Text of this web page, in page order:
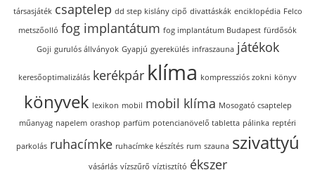
társasjáték csaptelep dd step kislány cipő divattáskák enciklopédia Felco
metszőolló fog implantátum fog implantátum Budapest fürdősók
Goji gurulós állványok Gyapjú gyerekülés infraszauna játékok
keresőoptimalizálás kerékpár klíma kompressziós zokni könyv
könyvek lexikon mobil mobil klíma Mosogató csaptelep
műanyag napelem orashop parfüm potencianövelő tabletta pálinka reptéri
parkolás ruhacímke ruhacímke készítés rum szauna szivattyú
vásárlás vízszűrő víztisztító ékszer